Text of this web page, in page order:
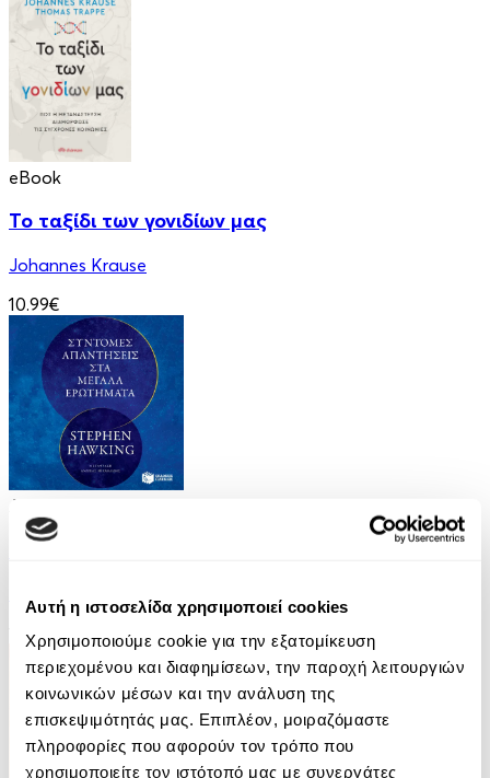
Αυτή η ιστοσελίδα χρησιμοποιεί cookies
Χρησιμοποιούμε cookie για την εξατομίκευση
περιεχομένου και διαφημίσεων, την παροχή λειτουργιών
κοινωνικών μέσων και την ανάλυση της
επισκεψιμότητάς μας. Επιπλέον, μοιραζόμαστε
πληροφορίες που αφορούν τον τρόπο που
χρησιμοποιείτε τον ιστότοπό μας με συνεργάτες
eBook
Το ταξίδι των γονιδίων μας
Johannes Krause
10.99€
Audiobook
Σύντομες Απαντήσεις στα Μεγάλα Ερωτήματα
18.90€